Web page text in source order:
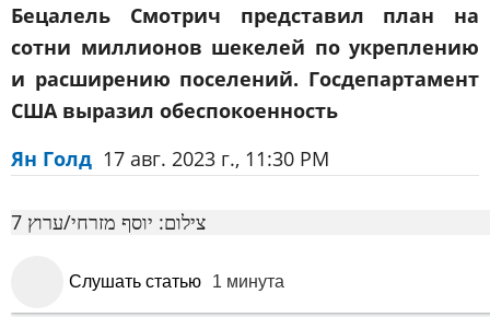
Бецалель Смотрич представил план на
сотни миллионов шекелей по укреплению
и расширению поселений. Госдепартамент
США выразил обеспокоенность
Ян Голд 17 авг. 2023 г., 11:30 PM
צילום: יוסף מזרחי/ערוץ 7
Слушать статью 1 минута